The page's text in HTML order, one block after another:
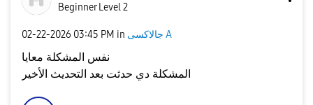
Beginner Level 2
‎02-22-2026 03:45 PM in جالاكسى A
نفس المشكلة معايا
المشكلة دي حدثت بعد التحديث الأخير